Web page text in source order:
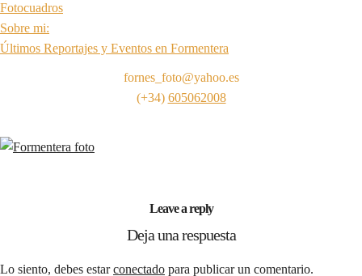
Fotocuadros
Sobre mi:
Últimos Reportajes y Eventos en Formentera
fornes_foto@yahoo.es
(+34) 605062008
Leave a reply
Deja una respuesta
Lo siento, debes estarconectado para publicar un comentario.